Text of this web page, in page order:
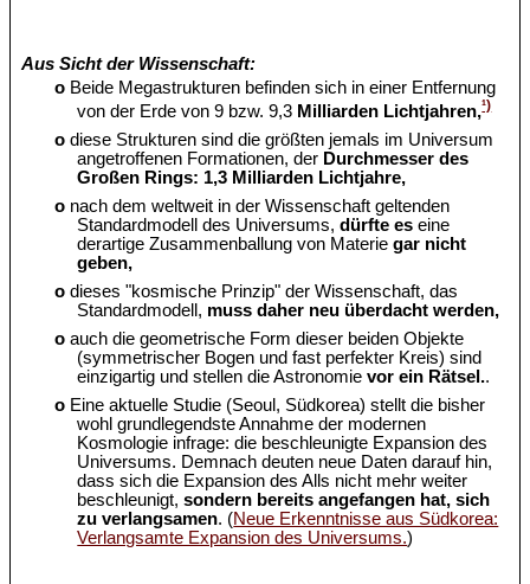
Aus Sicht der Wissenschaft:
o Beide Megastrukturen befinden sich in einer Entfernung
von der Erde von 9 bzw. 9,3 Milliarden Lichtjahren,¹)
o diese Strukturen sind die größten jemals im Universum
angetroffenen Formationen, der Durchmesser des
Großen Rings: 1,3 Milliarden Lichtjahre,
o nach dem weltweit in der Wissenschaft geltenden
Standardmodell des Universums,dürfte eseine
derartige Zusammenballung von Materiegar nicht
geben,
o dieses "kosmische Prinzip" der Wissenschaft, das
Standardmodell, muss daher neu überdacht werden,
o auch die geometrische Form dieser beiden Objekte
(symmetrischer Bogen und fast perfekter Kreis) sind
einzigartig und stellen die Astronomievor ein Rätsel..
o Eine aktuelle Studie (Seoul, Südkorea) stellt die bisher
wohl grundlegendste Annahme der modernen
Kosmologie infrage: die beschleunigte Expansion des
Universums. Demnach deuten neue Daten darauf hin,
dass sich die Expansion des Alls nicht mehr weiter
beschleunigt,sondern bereits angefangen hat, sich
zu verlangsamen. (Neue Erkenntnisse aus Südkorea:
Verlangsamte Expansion des Universums.)